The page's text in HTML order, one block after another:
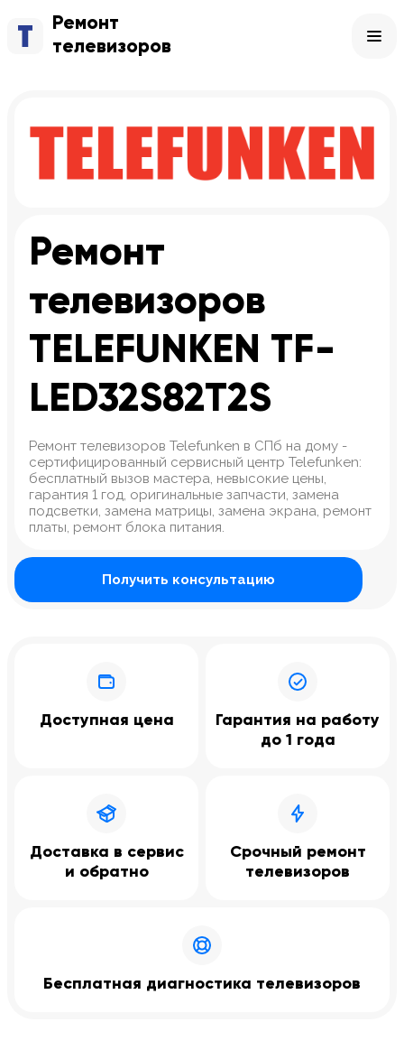
Ремонт
телевизоров
Ремонт
телевизоров
TELEFUNKEN TF-
LED32S82T2S
Ремонт телевизоров Telefunken в СПб на дому -
сертифицированный сервисный центр Telefunken:
бесплатный вызов мастера, невысокие цены,
гарантия 1 год, оригинальные запчасти, замена
подсветки, замена матрицы, замена экрана, ремонт
платы, ремонт блока питания.
Получить консультацию
Доступная цена
Гарантия на работу
до 1 года
Доставка в сервис
и обратно
Срочный ремонт
телевизоров
Бесплатная диагностика телевизоров